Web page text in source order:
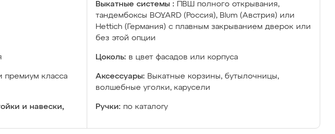
Выкатные системы :
ПВШ полного открывания,
тандембоксы BOYARD (Россия), Blum (Австрия) или
Hettich (Германия) с плавным закрыванием дверок или
без этой опции
Цоколь: в цвет фасадов или корпуса
премиум класса
Аксессуары: Выкатные корзины, бутылочницы,
волшебные уголки, карусели
и навески,
Ручки: по каталогу